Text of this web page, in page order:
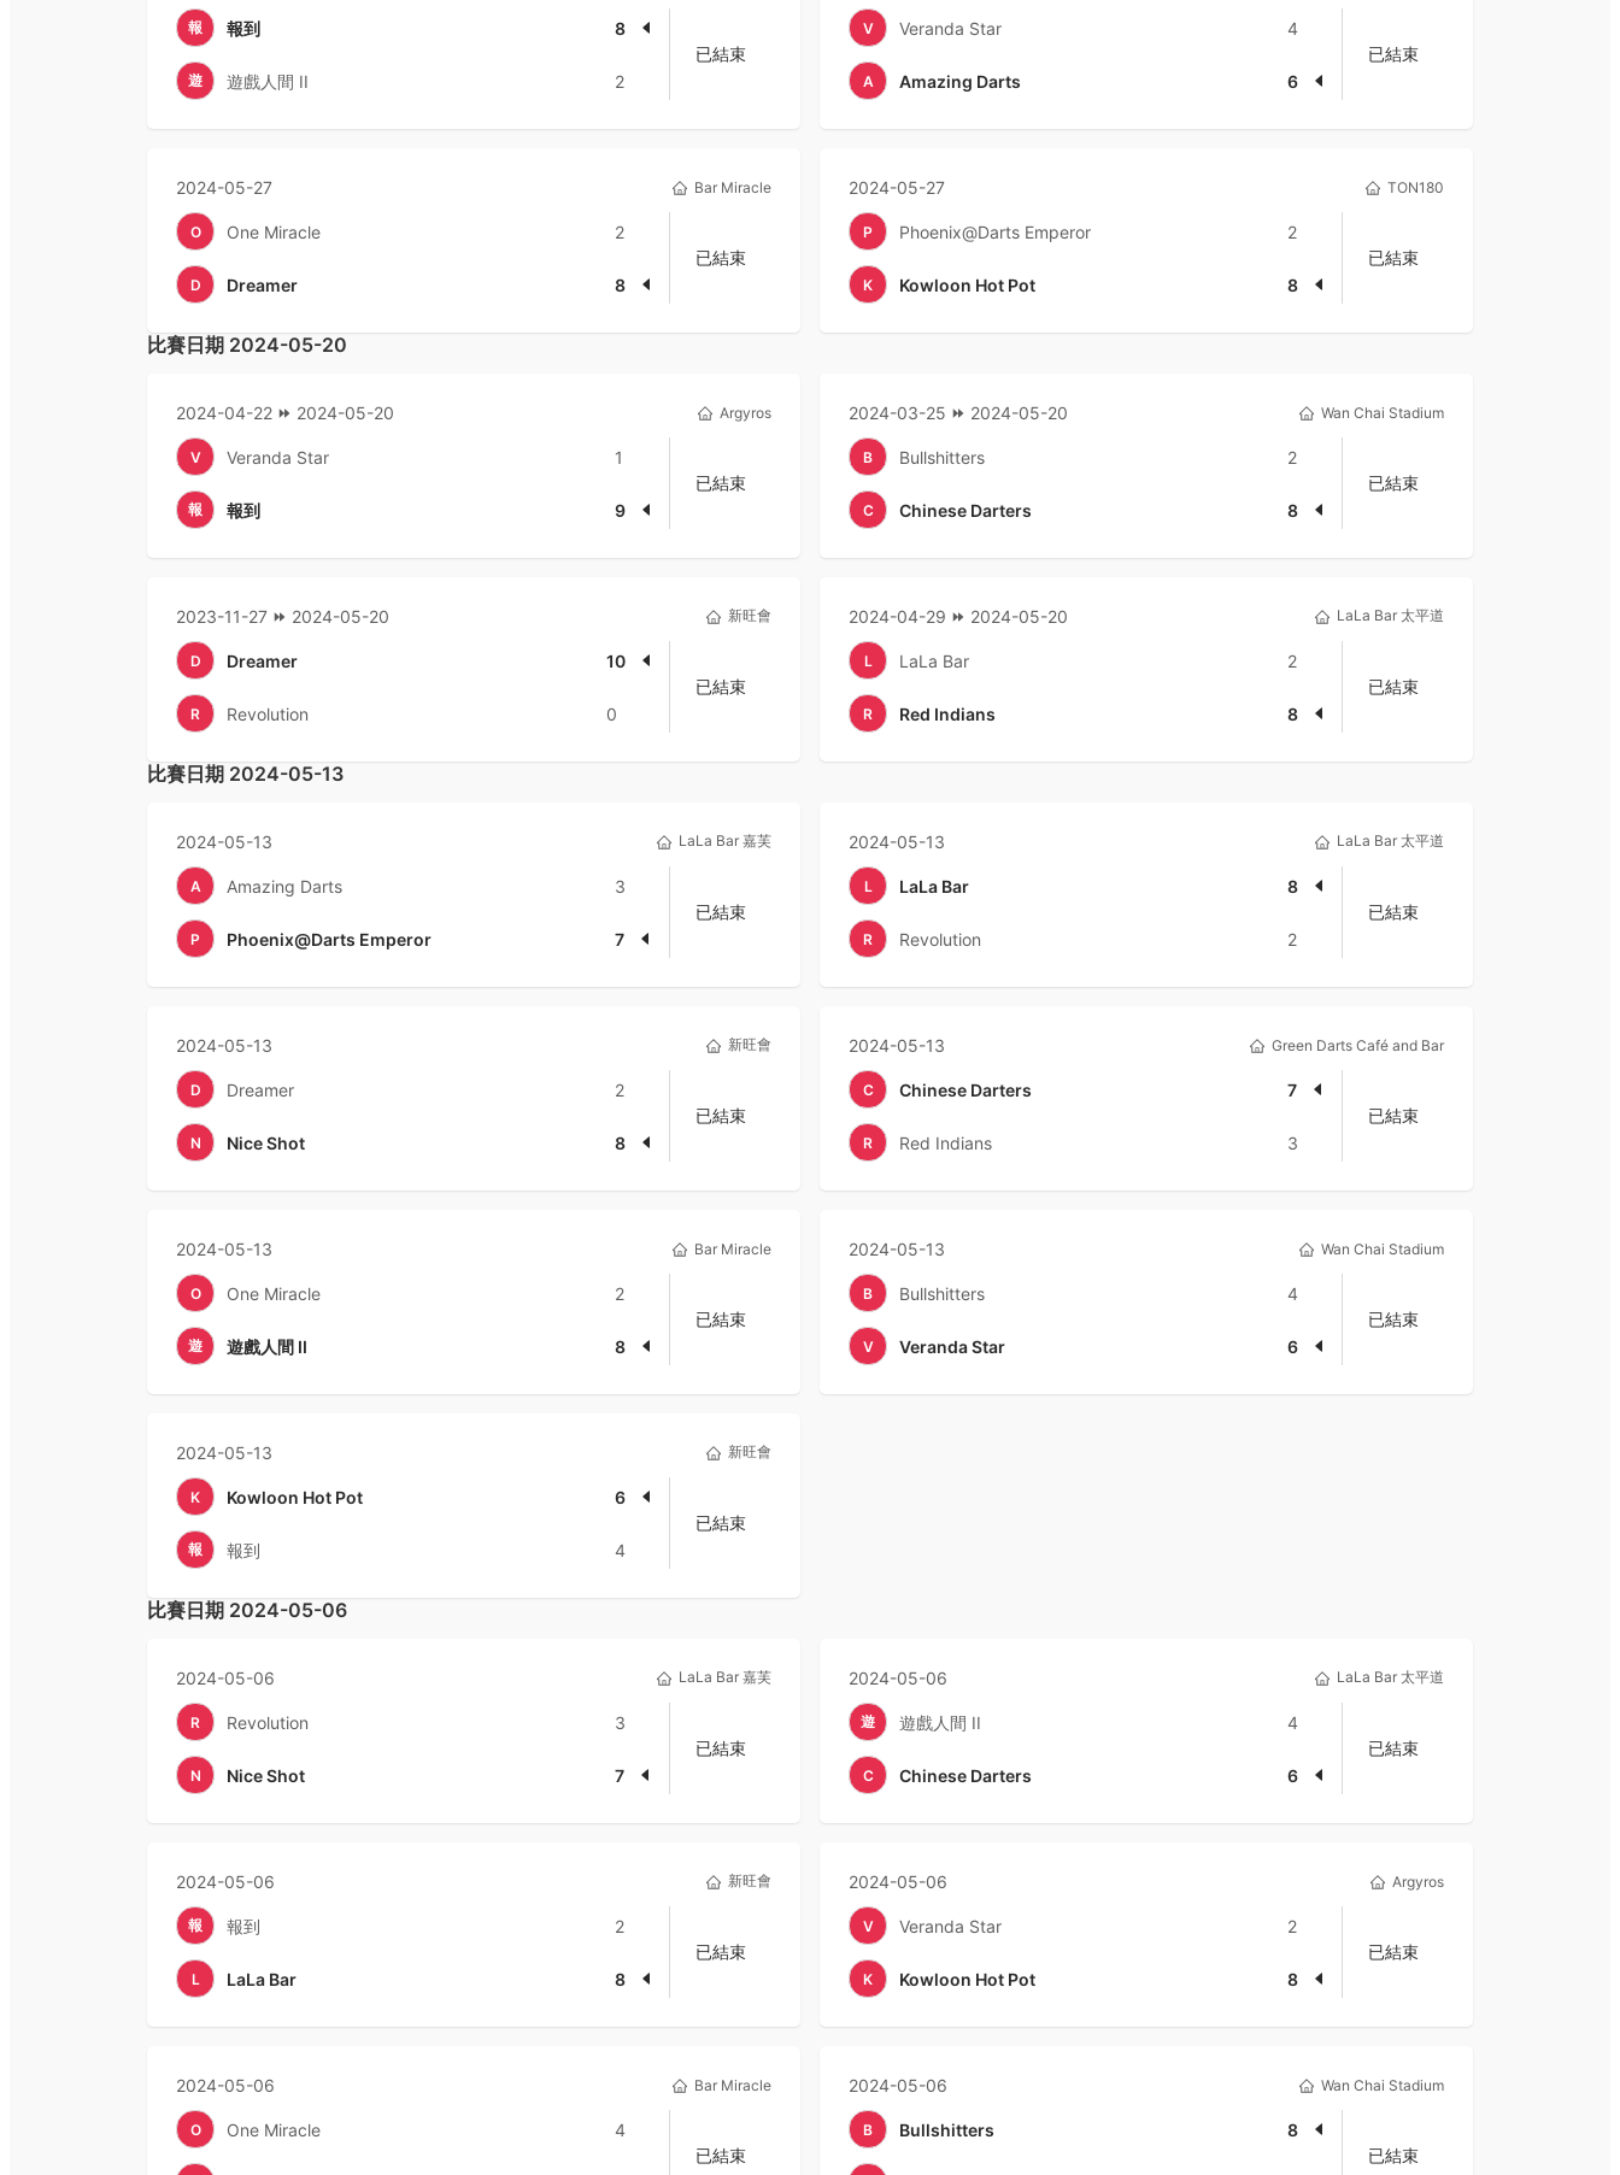
報 報到 8
遊 遊戲人間 II 2
已結束
V Veranda Star 4
A Amazing Darts 6
已結束
2024-05-27 Bar Miracle
O One Miracle 2
D Dreamer 8
已結束
2024-05-27 TON180
P Phoenix@Darts Emperor 2
K Kowloon Hot Pot 8
已結束
比賽日期 2024-05-20
2024-04-22 2024-05-20 Argyros
V Veranda Star 1
報 報到 9
已結束
2024-03-25 2024-05-20 Wan Chai Stadium
B Bullshitters 2
C Chinese Darters 8
已結束
2023-11-27 2024-05-20 新旺會
D Dreamer 10
R Revolution 0
已結束
2024-04-29 2024-05-20 LaLa Bar 太平道
L LaLa Bar 2
R Red Indians 8
已結束
比賽日期 2024-05-13
2024-05-13 LaLa Bar 嘉芙
A Amazing Darts 3
P Phoenix@Darts Emperor 7
已結束
2024-05-13 LaLa Bar 太平道
L LaLa Bar 8
R Revolution 2
已結束
2024-05-13 新旺會
D Dreamer 2
N Nice Shot 8
已結束
2024-05-13 Green Darts Café and Bar
C Chinese Darters 7
R Red Indians 3
已結束
2024-05-13 Bar Miracle
O One Miracle 2
遊 遊戲人間 II 8
已結束
2024-05-13 Wan Chai Stadium
B Bullshitters 4
V Veranda Star 6
已結束
2024-05-13 新旺會
K Kowloon Hot Pot 6
報 報到 4
已結束
比賽日期 2024-05-06
2024-05-06 LaLa Bar 嘉芙
R Revolution 3
N Nice Shot 7
已結束
2024-05-06 LaLa Bar 太平道
遊 遊戲人間 II 4
C Chinese Darters 6
已結束
2024-05-06 新旺會
報 報到 2
L LaLa Bar 8
已結束
2024-05-06 Argyros
V Veranda Star 2
K Kowloon Hot Pot 8
已結束
2024-05-06 Bar Miracle
O One Miracle 4
已結束
2024-05-06 Wan Chai Stadium
B Bullshitters 8
已結束